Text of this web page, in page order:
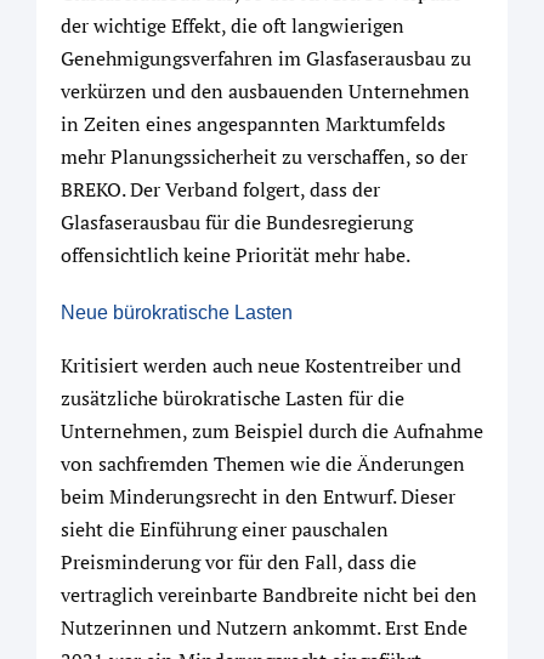
der wichtige Effekt, die oft langwierigen
Genehmigungsverfahren im Glasfaserausbau zu
verkürzen und den ausbauenden Unternehmen
in Zeiten eines angespannten Marktumfelds
mehr Planungssicherheit zu verschaffen, so der
BREKO. Der Verband folgert, dass der
Glasfaserausbau für die Bundesregierung
offensichtlich keine Priorität mehr habe.
Neue bürokratische Lasten
Kritisiert werden auch neue Kostentreiber und
zusätzliche bürokratische Lasten für die
Unternehmen, zum Beispiel durch die Aufnahme
von sachfremden Themen wie die Änderungen
beim Minderungsrecht in den Entwurf. Dieser
sieht die Einführung einer pauschalen
Preisminderung vor für den Fall, dass die
vertraglich vereinbarte Bandbreite nicht bei den
Nutzerinnen und Nutzern ankommt. Erst Ende